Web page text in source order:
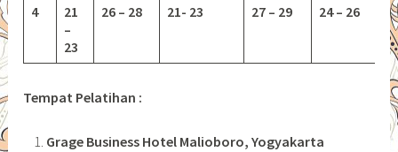
4
21
–
23
26 – 28 21- 23 27 – 29 24 – 26
Tempat Pelatihan :
Grage Business Hotel Malioboro, Yogyakarta